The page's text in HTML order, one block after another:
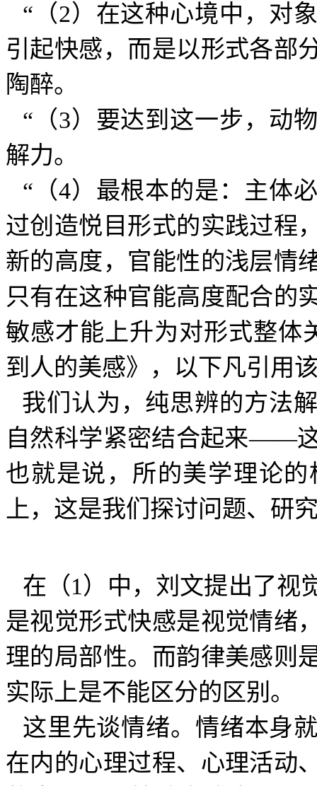
“（2）在这种心境中，对
引起快感，而是以形式各部
陶醉。
“（3）要达到这一步，动
解力。
“（4）最根本的是：主体
过创造悦目形式的实践过程
新的高度，官能性的浅层情
只有在这种官能高度配合的
敏感才能上升为对形式整体
到人的美感》，以下凡引用
我们认为，纯思辨的方法
自然科学紧密结合起来——
也就是说，所的美学理论
上，这是我们探讨问题、研
在（1 ）中，刘文提出了视
是视觉形式快感是视觉情绪
理的局部性。而韵律美感则
实际上是不能区分的区别。
这里先谈情绪。情绪本身
在内的心理过程、心理活动